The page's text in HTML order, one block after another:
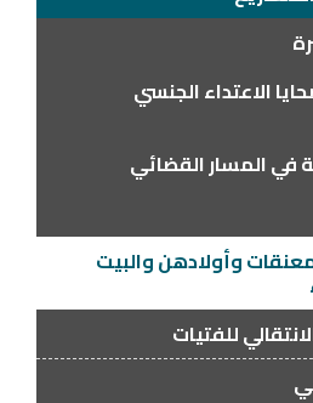
الاعتداء الجنسي
في المسار القضائي
وأولادهن والبيت
للفتيات